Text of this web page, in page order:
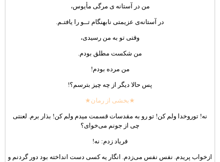
من در آستانه‌ ی مرگی مأیوس،
در آستانه‌ی عزیمتی نابهنگام تــو را یافتـم.
وقتی تو به من رسیدی،
من شکست مطلق بودم.
من مرده بودم!
پس حالا دیگر از چه چیز بترسم؟!
★بخشی از رمان★
نه! توروخدا ولم کن! تو رو به مقدسات قسمت میدم ولم کن! بذار برم. لعنتی
چی از جونم می‌خوای؟
فریاد زدم: نه!
ازخواب پریدم. نفس نفس می‌زدم. انگار یه کسی دست انداخته بود دور گردنم و